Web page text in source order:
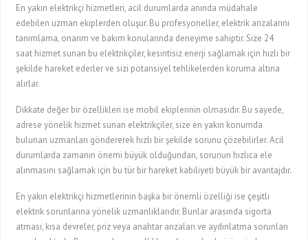
En yakın elektrikçi hizmetleri, acil durumlarda anında müdahale
edebilen uzman ekiplerden oluşur. Bu profesyoneller, elektrik arızalarını
tanımlama, onarım ve bakım konularında deneyime sahiptir. Size 24
saat hizmet sunan bu elektrikçiler, kesintisiz enerji sağlamak için hızlı bir
şekilde hareket ederler ve sizi potansiyel tehlikelerden koruma altına
alırlar.
Dikkate değer bir özellikleri ise mobil ekiplerinin olmasıdır. Bu sayede,
adrese yönelik hizmet sunan elektrikçiler, size en yakın konumda
bulunan uzmanları göndererek hızlı bir şekilde sorunu çözebilirler. Acil
durumlarda zamanın önemi büyük olduğundan, sorunun hızlıca ele
alınmasını sağlamak için bu tür bir hareket kabiliyeti büyük bir avantajdır.
En yakın elektrikçi hizmetlerinin başka bir önemli özelliği ise çeşitli
elektrik sorunlarına yönelik uzmanlıklarıdır. Bunlar arasında sigorta
atması, kısa devreler, priz veya anahtar arızaları ve aydınlatma sorunları